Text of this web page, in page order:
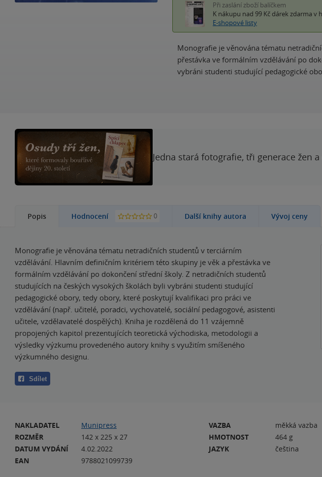
Při zaslání zboží balíčkem
K nákupu nad 99 Kč dárek zdarma v
E-shopové listy
Monografie je věnována tématu
přestávka ve formálním vzdělávání po
vybráni studenti studující pedagogické
Jedna stará fotografie, tři generace žen
Popis Hodnocení 0 Další knihy autora Vývoj ceny
Monografie je věnována tématu netradičních studentů v terciárním
vzdělávání. Hlavním definičním kritériem této skupiny je věk a přestávka ve
formálním vzdělávání po dokončení střední školy. Z netradičních studentů
studujících na českých vysokých školách byli vybráni studenti studující
pedagogické obory, tedy obory, které poskytují kvalifikaci pro práci ve
vzdělávání (např. učitelé, poradci, vychovatelé, sociální pedagogové, asistenti
učitele, vzdělavatelé dospělých). Kniha je rozdělená do 11 vzájemně
propojených kapitol prezentujících teoretická východiska, metodologii a
výsledky výzkumu provedeného autory knihy s využitím smíšeného
výzkumného designu.
Sdílet
NAKLADATEL
Munipress
ROZMĚR
142 x 225 x 27
DATUM VYDÁNÍ
4.02.2022
EAN
9788021099739
VAZBA
měkká vazba
HMOTNOST
464 g
JAZYK
čeština